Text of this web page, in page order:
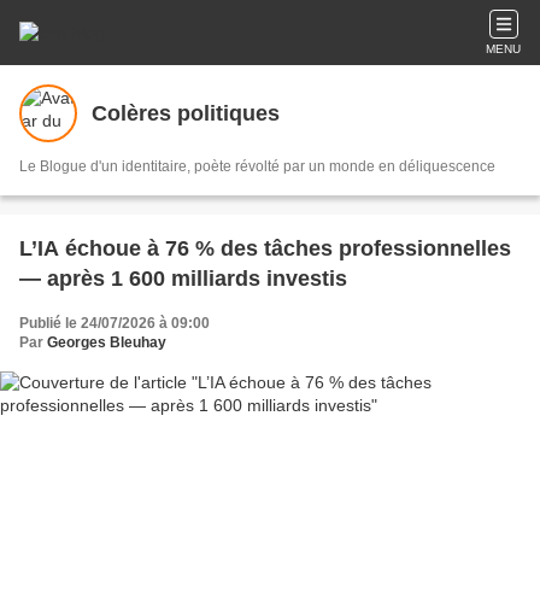
MENU
Colères politiques
Le Blogue d'un identitaire, poète révolté par un monde en déliquescence
L’IA échoue à 76 % des tâches professionnelles
— après 1 600 milliards investis
Publié le 24/07/2026 à 09:00
Par Georges Bleuhay